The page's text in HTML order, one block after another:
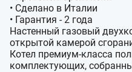
• Сделано в Италии
• Гарантия - 2 года
Настенный газовый
открытой камерой
Котел премиум-класса
комплектующих,